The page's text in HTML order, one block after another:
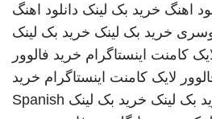
اهنگ خرید بک لینک دانلود اهنگ
خرید بک لینک خرید بک لینک
کامنت اینستاگرام خرید فالوور
لایک کامنت اینستاگرام خرید
بک لینک خرید بک لینک Spanish